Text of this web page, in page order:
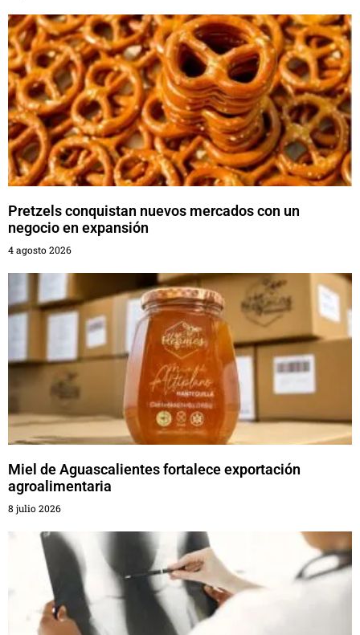
Pretzels conquistan nuevos mercados con un
negocio en expansión
4 agosto 2026
Miel de Aguascalientes fortalece exportación
agroalimentaria
8 julio 2026